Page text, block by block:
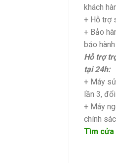
khách
+ Hỗ trợ
+ Bảo
bảo hành
Hỗ trợ
tại 24h:
+ Máy
lần 3,
+ Máy
chính
Tìm cửa